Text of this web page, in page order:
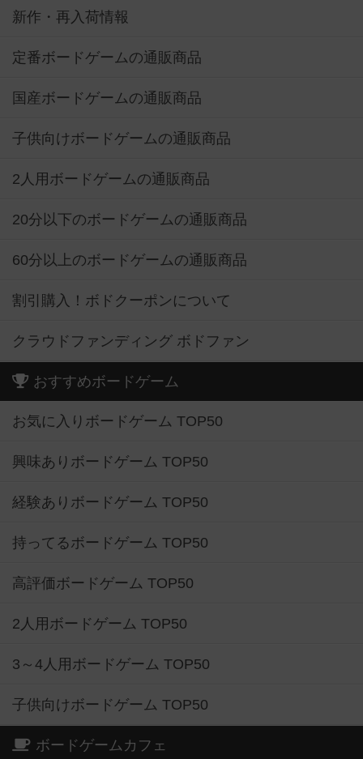
新作・再入荷情報
定番ボードゲームの通販商品
国産ボードゲームの通販商品
子供向けボードゲームの通販商品
2人用ボードゲームの通販商品
20分以下のボードゲームの通販商品
60分以上のボードゲームの通販商品
割引購入！ボドクーポンについて
クラウドファンディング ボドファン
おすすめボードゲーム
お気に入りボードゲーム TOP50
興味ありボードゲーム TOP50
経験ありボードゲーム TOP50
持ってるボードゲーム TOP50
高評価ボードゲーム TOP50
2人用ボードゲーム TOP50
3～4人用ボードゲーム TOP50
子供向けボードゲーム TOP50
ボードゲームカフェ